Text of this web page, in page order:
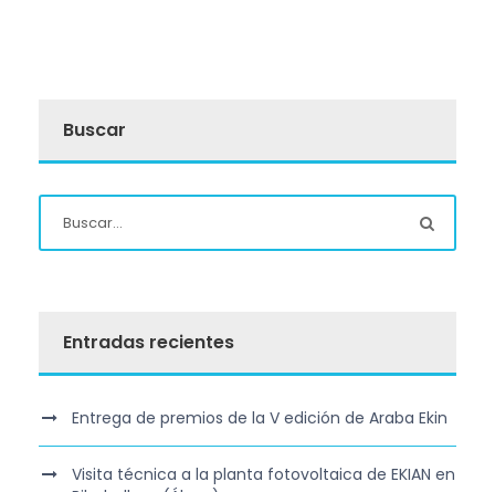
Buscar
Entradas recientes
Entrega de premios de la V edición de Araba Ekin
Visita técnica a la planta fotovoltaica de EKIAN en